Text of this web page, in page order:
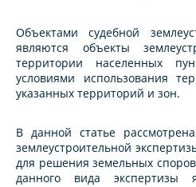
Объектами судебной
являются объекты
территории населенных
условиями использования
указанных территорий и зон.
В данной статье
землеустроительной
для решения земельных
данного вида экспертизы